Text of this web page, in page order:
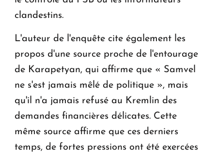
clandestins.
L'auteur de l'enquête cite également les
propos d'une source proche de l'entourage
de Karapetyan, qui affirme que « Samvel
ne s'est jamais mêlé de politique », mais
qu'il n'a jamais refusé au Kremlin des
demandes financières délicates. Cette
même source affirme que ces derniers
temps, de fortes pressions ont été exercées